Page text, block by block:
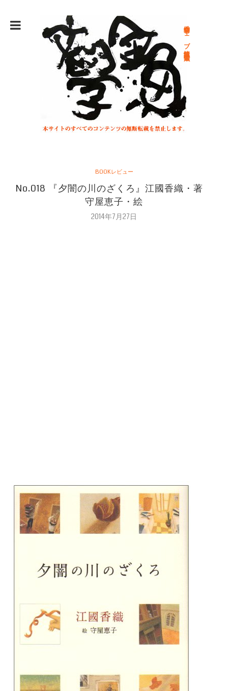
総合文学ウェブ情報誌 文学金魚
BOOKレビュー
No.018 『夕闇の川のざくろ』江國香織・著
守屋恵子・絵
2014年7月27日